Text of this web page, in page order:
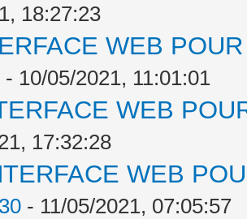
18:27:23
WEB
- 10/05/2021, 11:01:01
WEB
17:32:28
WEB
- 11/05/2021, 07:05:57